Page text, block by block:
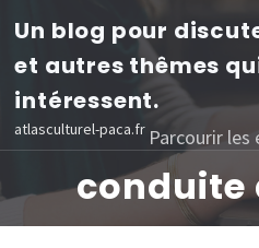
Aller
contenu
(Pressez
Entrée)
Un blog pour
et autres thêmes
intéressent.
atlasculturel-paca.fr Parcourir
conduite